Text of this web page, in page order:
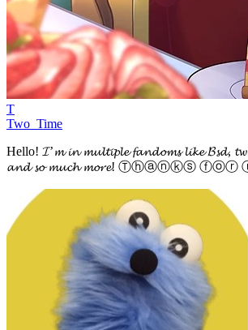
T
Two_Time
Hello! 𝓘’𝓶 𝓲𝓷 𝓶𝓾𝓵𝓽𝓲𝓹𝓵𝓮 𝓯𝓪𝓷𝓭𝓸𝓶𝓼 𝓵𝓲𝓴𝓮 𝓑𝓼𝓭,
𝓪𝓷𝓭 𝓼𝓸 𝓶𝓾𝓬𝓱 𝓶𝓸𝓻𝓮! Ⓣⓗⓐⓝⓚⓢ